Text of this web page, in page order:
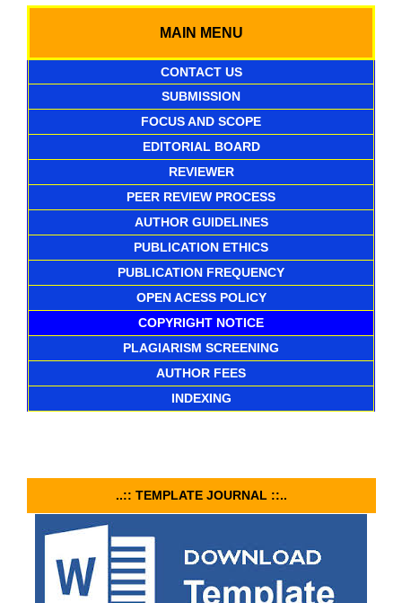
MAIN MENU
CONTACT US
SUBMISSION
FOCUS AND SCOPE
EDITORIAL BOARD
REVIEWER
PEER REVIEW PROCESS
AUTHOR GUIDELINES
PUBLICATION ETHICS
PUBLICATION FREQUENCY
OPEN ACESS POLICY
COPYRIGHT NOTICE
PLAGIARISM SCREENING
AUTHOR FEES
INDEXING
..:: TEMPLATE JOURNAL ::..